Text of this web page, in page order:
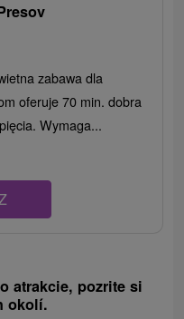
zabawa dla
oferuje 70 min. dobra
Wymaga...
atrakcie, pozrite si
okolí.